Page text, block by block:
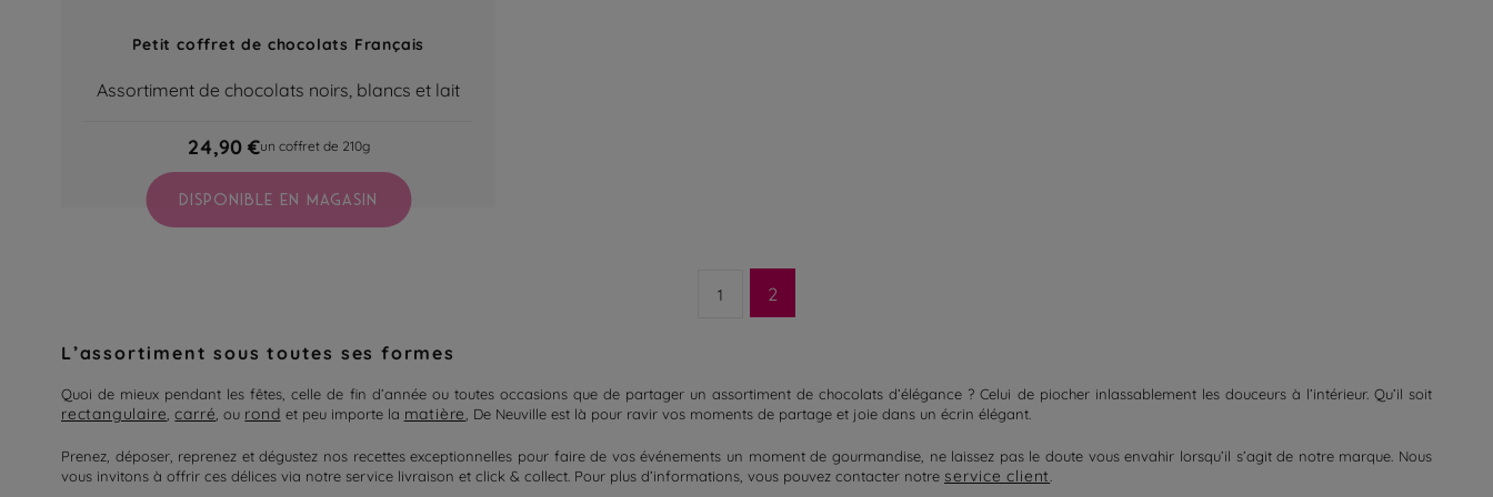
Petit coffret de chocolats Français
Assortiment de chocolats noirs, blancs et lait
24,90 €un coffret de 210g
DISPONIBLE EN MAGASIN
1 2
L’assortiment sous toutes ses formes
Quoi de mieux pendant les fêtes, celle de fin d’année ou toutes occasions que de partager un assortiment de chocolats d’élégance ? Celui de piocher inlassablement les douceurs à l’intérieur. Qu’il soit
rectangulaire ,carré , ou rond et peu importe la matière , De Neuville est là pour ravir vos moments de partage et joie dans un écrin élégant.
Prenez, déposer, reprenez et dégustez nos recettes exceptionnelles pour faire de vos événements un moment de gourmandise, ne laissez pas le doute vous envahir lorsqu’il s’agit de notre marque. Nous
vous invitons à offrir ces délices via notre service livraison et click & collect . Pour plus d’informations, vous pouvez contacter notre service client